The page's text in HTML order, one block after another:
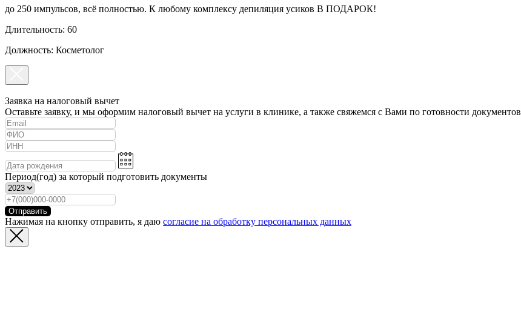
до 250 импульсов, всё полностью. К любому комплексу депиляция усиков В ПОДАРОК!
Длительность: 60
Должность: Косметолог
Заявка на налоговый вычет
Оставьте заявку, и мы оформим налоговый вычет на услуги в клинике, а также свяжемся с Вами по готовности документов
Период(год) за который подготовить документы
Отправить
Нажимая на кнопку отправить, я даю согласие на обработку персональных данных